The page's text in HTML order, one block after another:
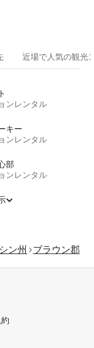
近場で人気の観光
ンレンタル
キー
ンレンタル
部
ンレンタル
ン州
ブラウン郡